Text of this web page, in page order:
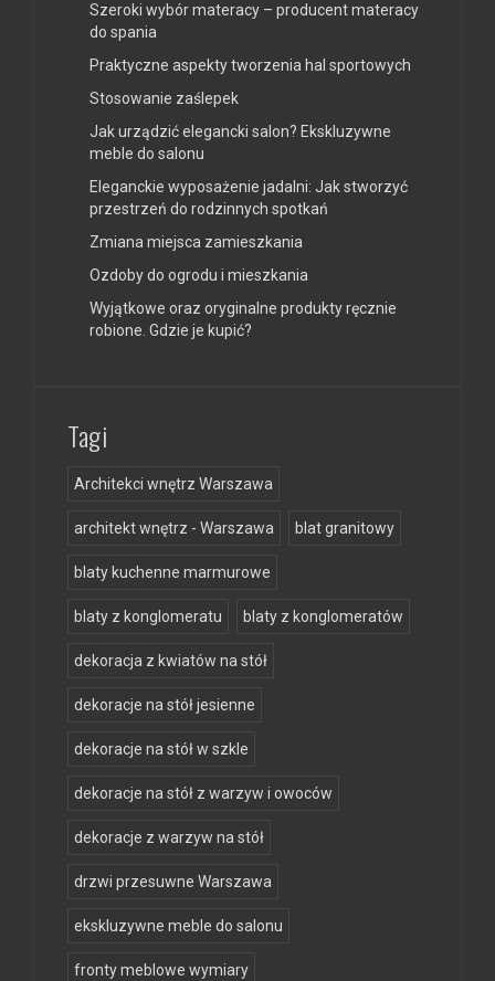
Szeroki wybór materacy – producent materacy
do spania
Praktyczne aspekty tworzenia hal sportowych
Stosowanie zaślepek
Jak urządzić elegancki salon? Ekskluzywne
meble do salonu
Eleganckie wyposażenie jadalni: Jak stworzyć
przestrzeń do rodzinnych spotkań
Zmiana miejsca zamieszkania
Ozdoby do ogrodu i mieszkania
Wyjątkowe oraz oryginalne produkty ręcznie
robione. Gdzie je kupić?
Tagi
Architekci wnętrz Warszawa
architekt wnętrz - Warszawa blat granitowy
blaty kuchenne marmurowe
blaty z konglomeratu blaty z konglomeratów
dekoracja z kwiatów na stół
dekoracje na stół jesienne
dekoracje na stół w szkle
dekoracje na stół z warzyw i owoców
dekoracje z warzyw na stół
drzwi przesuwne Warszawa
ekskluzywne meble do salonu
fronty meblowe wymiary